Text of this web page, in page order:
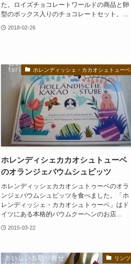
た。ロイズチョコレートワールドの商品と卵
型のボックス入りのチョコレートセット。...
2018-02-26
ホレンディッシェ・カカオシュトューベ
ホレンディシェカカオシュトューベ
のオランジェバウムシュピッツ
ホレンディッシェカカオシュトゥーベのオラ
ンジェバウムシュピッツを食べました。「ホ
レンディッシェ・カカオシュトゥーベ」はド
イツにある本格的バウムクーヘンのお店...
2015-03-22
リンツ